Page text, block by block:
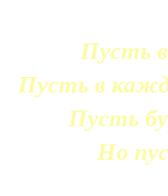
Пусть
Пусть в
Пусть
Но